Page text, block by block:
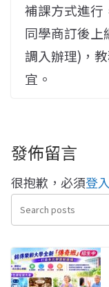
補課方式進行
同學商訂後
調入辦理)，
宜。
發佈留言
很抱歉，必須登入